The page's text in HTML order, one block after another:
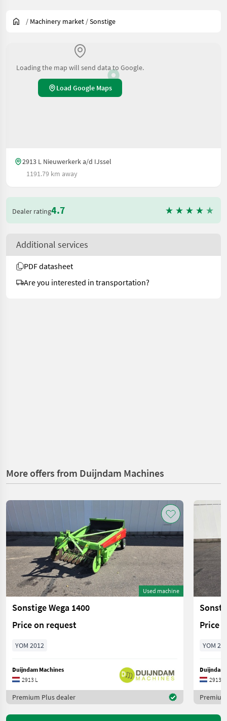
/ Machinery market /Sonstige
Loading the map will send data to Google.
Load Google Maps
2913 L Nieuwerkerk a/d IJssel
1191.79 km away
Dealer rating4.7
Additional services
PDF datasheet
Are you interested in transportation?
More offers from Duijndam Machines
Used machine
Sonstige Wega 1400
Price on request
YOM 2012
Duijndam Machines
2913 L
Premium Plus dealer
Price
YOM
Duijndam
2913 L